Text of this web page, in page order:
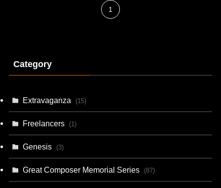
1
Category
Extravaganza (15)
Freelancers (1)
Genesis (3)
Great Composer Memorial Series (87)